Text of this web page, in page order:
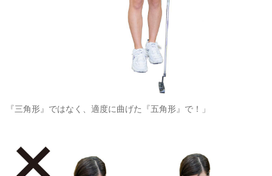
『三角形』ではなく、適度に曲げた『五角形』で！」